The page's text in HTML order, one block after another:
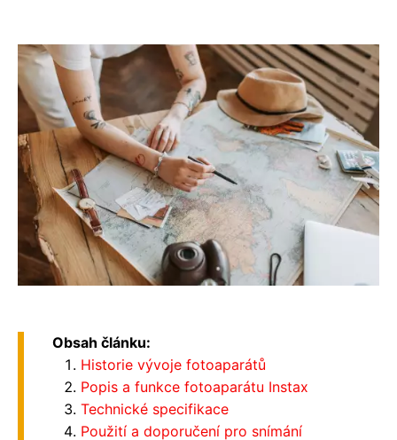
Obsah článku:
Historie vývoje fotoaparátů
Popis a funkce fotoaparátu Instax
Technické specifikace
Použití a doporučení pro snímání